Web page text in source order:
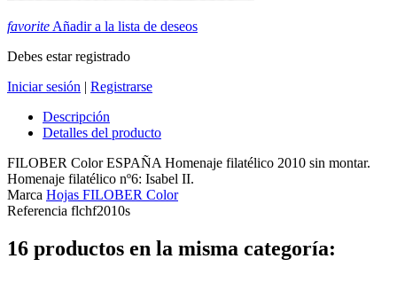
favorite Añadir a la lista de deseos
Debes estar registrado
Iniciar sesión | Registrarse
Descripción
Detalles del producto
FILOBER Color ESPAÑA Homenaje filatélico 2010 sin montar.
Homenaje filatélico nº6: Isabel II.
Marca Hojas FILOBER Color
Referencia flchf2010s
16 productos en la misma categoría: